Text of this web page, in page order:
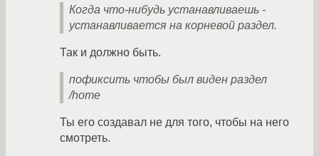
Когда что-нибудь устанавливаешь -
устанавливается на корневой раздел.
Так и должно быть.
пофиксить чтобы был виден раздел
/home
Ты его создавал не для того, чтобы на него
смотреть.